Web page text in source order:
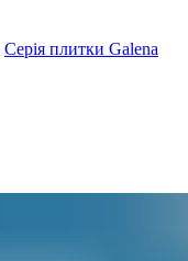
Серія плитки Galena